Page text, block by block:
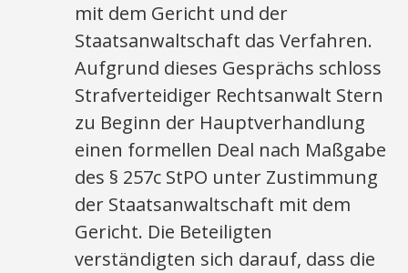
mit dem Gericht und der
Staatsanwaltschaft das Verfahren.
Aufgrund dieses Gesprächs schloss
Strafverteidiger Rechtsanwalt Stern
zu Beginn der Hauptverhandlung
einen formellen Deal nach Maßgabe
des § 257c StPO unter Zustimmung
der Staatsanwaltschaft mit dem
Gericht. Die Beteiligten
verständigten sich darauf, dass die